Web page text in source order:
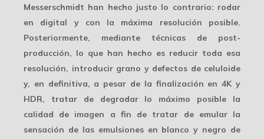
Messerschmidt han hecho justo lo contrario: rodar
en digital y con la máxima resolución posible.
Posteriormente, mediante técnicas de post-
producción, lo que han hecho es reducir toda esa
resolución, introducir grano y defectos de celuloide
y, en definitiva, a pesar de la finalización en4K y
HDR, tratar de degradar lo máximo posible la
calidad de imagen a fin de tratar de emular la
sensación de las emulsiones en blanco y negro de